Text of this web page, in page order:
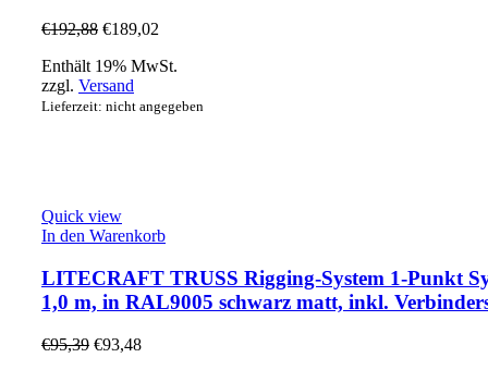
€192,88 €189,02
Enthält 19% MwSt.
zzgl. Versand
Lieferzeit: nicht angegeben
Quick view
In den Warenkorb
LITECRAFT TRUSS Rigging-System 1-Punkt
1,0 m, in RAL9005 schwarz matt, inkl.
€95,39 €93,48